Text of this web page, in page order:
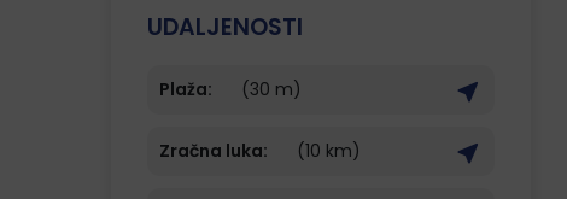
UDALJENOSTI
Plaža: (30 m)
Zračna luka: (10 km)